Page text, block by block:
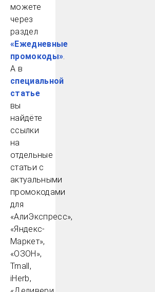
можете
через
раздел
«Ежедневные
промокоды».
А в
специальной
статье
вы
найдёте
ссылки
на
отдельные
статьи с
актуальными
промокодами
для
«АлиЭкспресс»,
«Яндекс-
Маркет»,
«ОЗОН»,
Tmall,
iHerb,